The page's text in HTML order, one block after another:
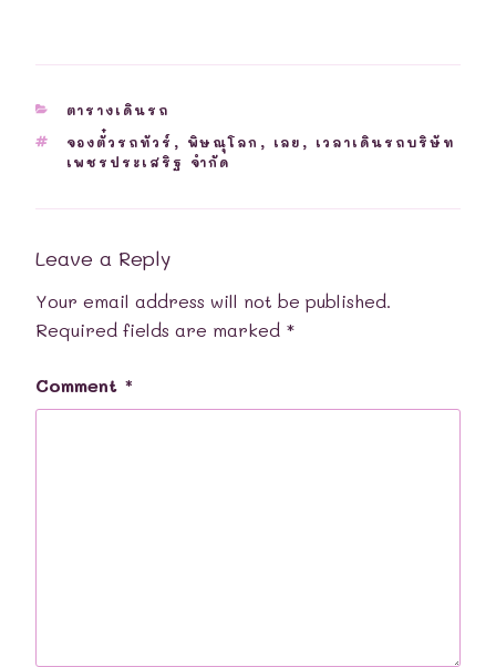
CATEGORIES
ตารางเดินรถ
TAGS
จองตั๋วรถทัวร์ , พิษณุโลก , เลย , เวลาเดินรถบริษัท
เพชรประเสริฐ จำกัด
Leave a Reply
Your email address will not be published.
Required fields are marked *
Comment *